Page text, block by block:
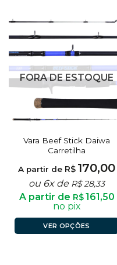
FORA DE ESTOQUE
Vara Beef Stick Daiwa
Carretilha
A partir de R$ 170,00
ou 6x de R$28,33
A partir de R$161,50
no pix
VER OPÇÕES